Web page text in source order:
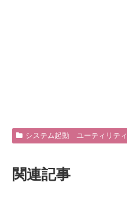
システム起動 ユーティリティ
関連記事